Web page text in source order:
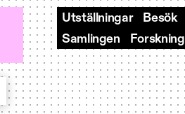
Utställningar Besök
Samlingen
Forskning